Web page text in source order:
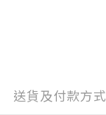
送貨及付款方式